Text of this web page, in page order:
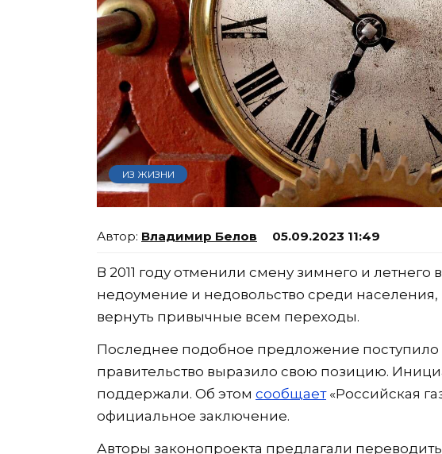
ИЗ ЖИЗНИ
Владимир Белов 05.09.2023 11:49
В 2011 году отменили смену зимнего и
недоумение и недовольство среди населения,
вернуть привычные всем переходы.
Последнее подобное предложение поступило
правительство выразило свою позицию.
поддержали. Об этом сообщает«Российская
официальное заключение.
Авторы законопроекта предлагали